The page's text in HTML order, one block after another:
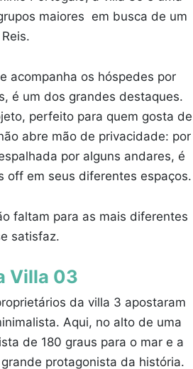
maiores em busca de um
acompanha os hóspedes por
é um dos grandes destaques.
perfeito para quem gosta de
abre mão de privacidade: por
por alguns andares, é
off em seus diferentes espaços.
faltam para as mais diferentes
satisfaz.
Villa 03
da villa 3 apostaram
Aqui, no alto de uma
de 180 graus para o mar e a
protagonista da história.